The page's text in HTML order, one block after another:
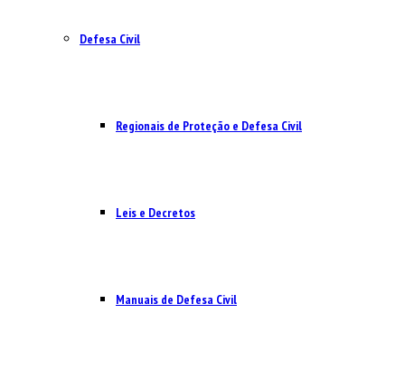
Defesa Civil
Regionais de Proteção e Defesa Civil
Leis e Decretos
Manuais de Defesa Civil